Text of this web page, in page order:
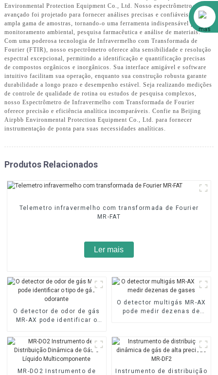
Alibaba
Environmental Protection Equipment Co., Ltd. Nosso espectrômetro
avançado foi projetado para fornecer análises precisas e confiáveis ​​de uma
ampla gama de amostras, tornando-o uma ferramenta indispensável para
monitoramento ambiental, pesquisa farmacêutica e análise de materiais.
Com uma poderosa tecnologia de Infravermelho com Transformada de
Fourier (FTIR), nosso espectrômetro oferece alta sensibilidade e resolução
espectral excepcional, permitindo a identificação e quantificação precisas
de compostos orgânicos e inorgânicos. Sua interface amigável e software
intuitivo facilitam sua operação, enquanto sua construção robusta garante
durabilidade a longo prazo e desempenho estável. Seja realizando medições
de controle de qualidade de rotina ou estudos de pesquisa complexos,
nosso Espectrômetro de Infravermelho com Transformada de Fourier
oferece precisão e eficiência analítica incomparáveis. Confie na Beijing
Airpbb Environmental Protection Equipment Co., Ltd. para fornecer
instrumentação de ponta para suas necessidades analíticas.
Produtos Relacionados
Telemetro infravermelho com transformada de Fourier
MR-FAT
Ler mais
O detector de odor de gás
MR-AX pode identificar o
O detector multigás MR-AX
pode medir dezenas de
MR-DO2 Instrumento de
Instrumento de distribuição